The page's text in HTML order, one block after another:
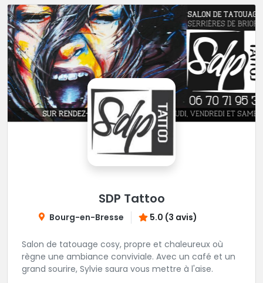
SDP Tattoo
Bourg-en-Bresse 5.0 (3 avis)
Salon de tatouage cosy, propre et chaleureux où
règne une ambiance conviviale. Avec un café et un
grand sourire, Sylvie saura vous mettre à l'aise.